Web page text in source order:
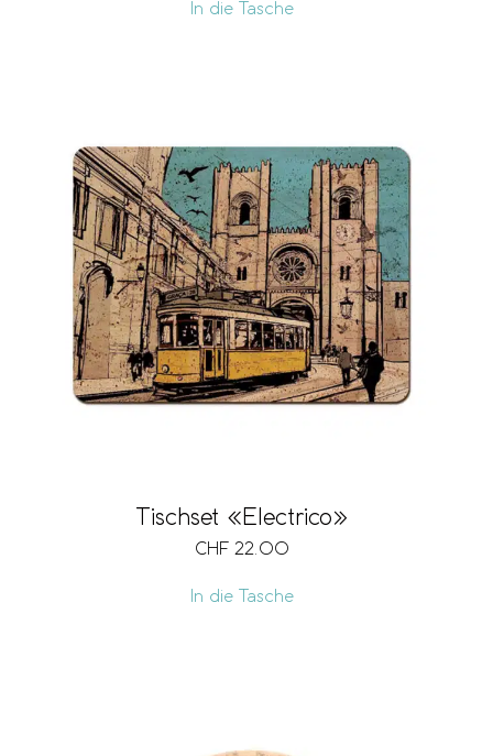
In die Tasche
Tischset «Electrico»
CHF 22.00
In die Tasche